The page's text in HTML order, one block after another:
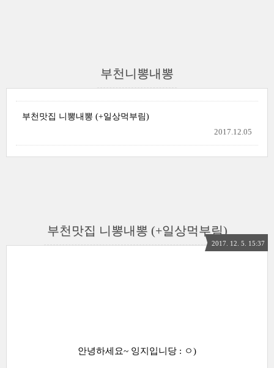
부천니뽕내뽕
부천맛집 니뽕내뽕 (+일상먹부림)
2017.12.05
부천맛집 니뽕내뽕 (+일상먹부림)
2017. 12. 5. 15:37
안녕하세요~ 잉지입니당 : ㅇ)